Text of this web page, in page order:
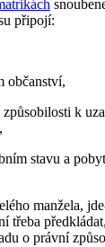
připojí:
občanství,
k
stavu a
manžela,
třeba
o právní